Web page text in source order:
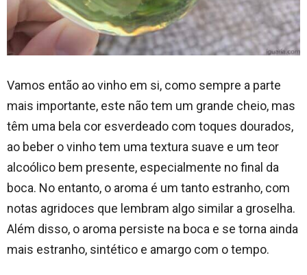
Vamos então ao vinho em si, como sempre a parte
mais importante, este não tem um grande cheio, mas
têm uma bela cor esverdeado com toques dourados,
ao beber o vinho tem uma textura suave e um teor
alcoólico bem presente, especialmente no final da
boca. No entanto, o aroma é um tanto estranho, com
notas agridoces que lembram algo similar a groselha.
Além disso, o aroma persiste na boca e se torna ainda
mais estranho, sintético e amargo com o tempo.